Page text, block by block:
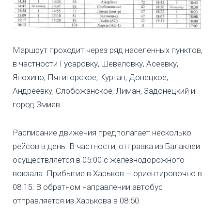
Маршрут проходит через ряд населенных пунктов,
в частности Гусаровку, Шевеловку, Асеевку,
Янохино, Пятигорское, Курган, Донецкое,
Андреевку, Слобожанское, Лиман, Задонецкий и
город Змиев.
Расписание движения предполагает несколько
рейсов в день. В частности, отправка из Балаклеи
осуществляется в 05:00 с железнодорожного
вокзала. Прибытие в Харьков – ориентировочно в
08:15. В обратном направлении автобус
отправляется из Харькова в 08:50.